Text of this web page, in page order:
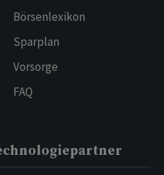
Börsenlexikon
Sparplan
Vorsorge
FAQ